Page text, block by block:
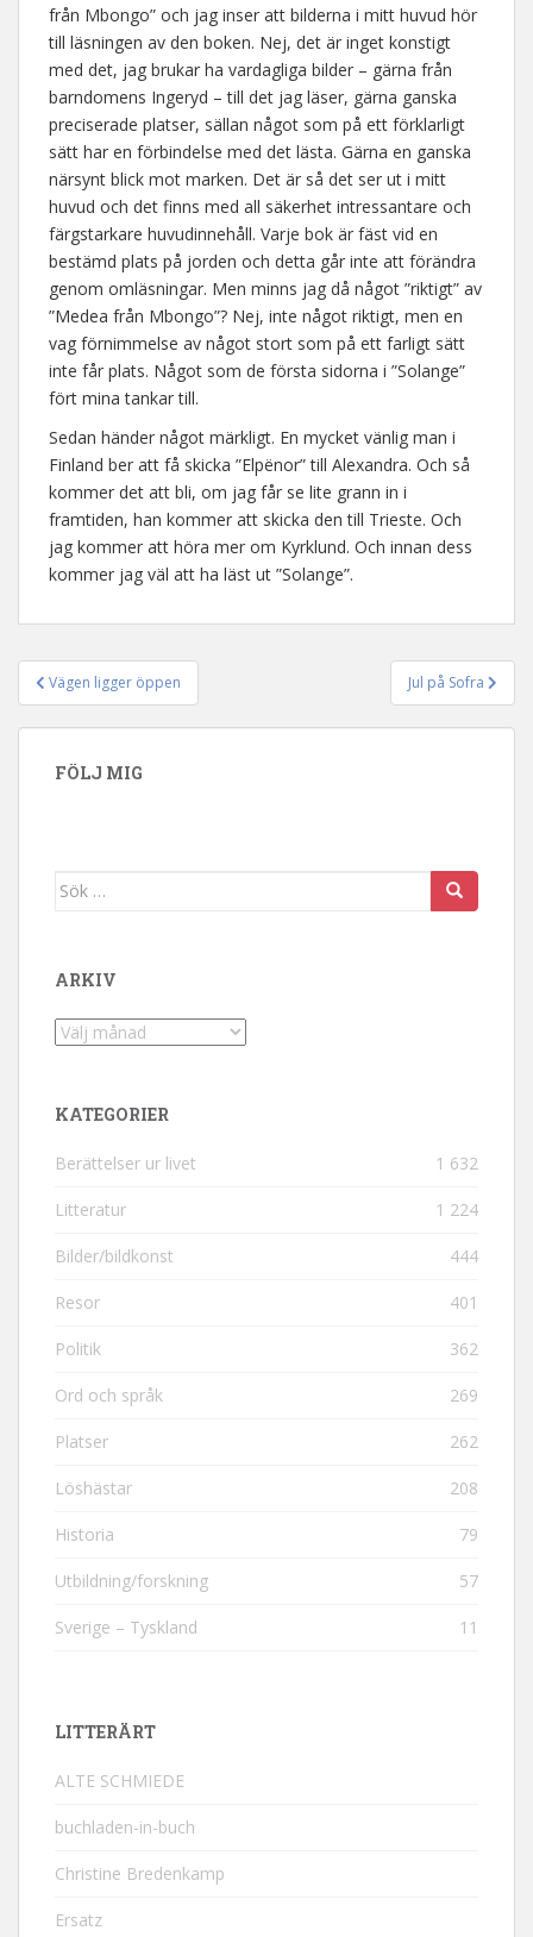
från Mbongo” och jag inser att bilderna i mitt huvud hör
till läsningen av den boken. Nej, det är inget konstigt
med det, jag brukar ha vardagliga bilder – gärna från
barndomens Ingeryd – till det jag läser, gärna ganska
preciserade platser, sällan något som på ett förklarligt
sätt har en förbindelse med det lästa. Gärna en ganska
närsynt blick mot marken. Det är så det ser ut i mitt
huvud och det finns med all säkerhet intressantare och
färgstarkare huvudinnehåll. Varje bok är fäst vid en
bestämd plats på jorden och detta går inte att förändra
genom omläsningar. Men minns jag då något ”riktigt” av
”Medea från Mbongo”? Nej, inte något riktigt, men en
vag förnimmelse av något stort som på ett farligt sätt
inte får plats. Något som de första sidorna i ”Solange”
fört mina tankar till.
Sedan händer något märkligt. En mycket vänlig man i
Finland ber att få skicka ”Elpënor” till Alexandra. Och så
kommer det att bli, om jag får se lite grann in i
framtiden, han kommer att skicka den till Trieste. Och
jag kommer att höra mer om Kyrklund. Och innan dess
kommer jag väl att ha läst ut ”Solange”.
Inläggsnavigering
Vägen ligger öppen Jul på Sofra
FÖLJ MIG
Sök efter:
ARKIV
Arkiv
KATEGORIER
Berättelser ur livet 1 632
Litteratur 1 224
Bilder/bildkonst 444
Resor 401
Politik 362
Ord och språk 269
Platser 262
Löshästar 208
Historia 79
Utbildning/forskning 57
Sverige – Tyskland 11
LITTERÄRT
ALTE SCHMIEDE
buchladen-in-buch
Christine Bredenkamp
Ersatz